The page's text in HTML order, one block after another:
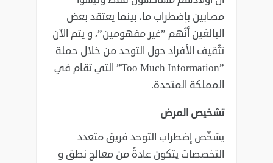
مصابين بإضطراب ما، بينما يعتقد بعض
البالغين أنّهم ‏‏”غير مفهومين”، و يتم الآن
تثّقيف الأفراد حول التوحد من خلال حملة
‏Too Much Information”‎‏” التي ‏تقام في
المملكة المتحدة.‏
تشخيص المرض
يشخّص إضطراب التوحد فريق متعدد
التخصصات يتكون عادةً من معالج نطق و